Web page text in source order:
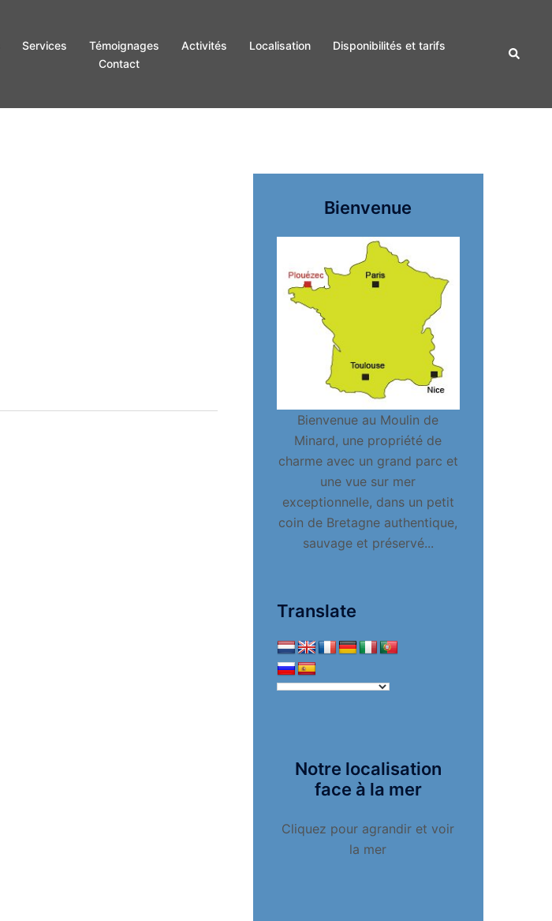
Services Témoignages Activités Localisation
Disponibilités et tarifs
Contact
Bienvenue
Bienvenue au Moulin de
Minard, une propriété de
charme avec un grand parc et
une vue sur mer
exceptionnelle, dans un petit
coin de Bretagne authentique,
sauvage et préservé...
Translate
Notre localisation
face à la mer
Cliquez pour agrandir et voir
la mer